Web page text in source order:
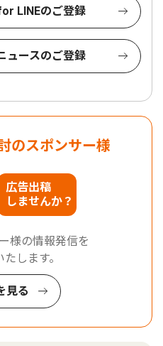
LINEのご登録
ュースのご登録
のスポンサー様
広告出稿
しませんか？
様の情報発信を
します。
見る